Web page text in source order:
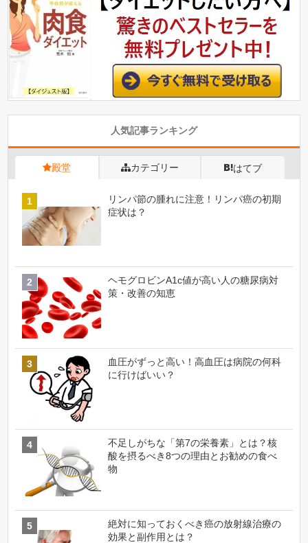
人気記事ランキング
殿堂 カテゴリー はてブ
リンパ節の腫れに注意！リンパ癌の初期
症状は？
ヘモグロビンA1c値が高い人の糖尿病対
策・改善の知恵
血圧がずっと高い！高血圧は病院の何科
に行けばいい？
不足しがちな「第7の栄養素」とは？核
酸を摂るべき8つの理由とお勧めの食べ
物
絶対に知っておくべき癌の放射線治療の
効果と副作用とは？